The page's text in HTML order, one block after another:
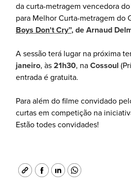
da curta-metragem vencedora
para Melhor Curta-metragem do
Boys Don't Cry”, de Arnaud
A sessão terá lugar na próxima
janeiro, às 21h30, na Cossoul
entrada é gratuita.
Para além do filme convidado
curtas em competição na
Estão todes convidades!